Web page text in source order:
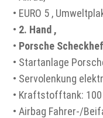
• EURO 5 ,
• 2. Hand ,
• Porsche
• Startanlage
• Servolenkung
• Kraftstofftank:
• Airbag Fahrer-/